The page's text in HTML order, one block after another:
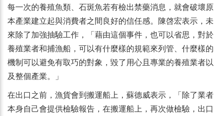
每一次的養殖魚類、石斑魚若有檢出禁藥消息，就會破壞原
本產業建立起與消費者之間良好的信任感。陳啓宏表示，未
來除了加強抽驗工作，「藉由這個事件，也可以省思，對於
養殖業者和捕漁船，可以有什麼樣的規範來列管、什麼樣的
機制可以避免有取巧的對象，毀了用心且專業的養殖業者以
及整個產業。」
在出口之前，漁貨會到搬運船上，蘇德威表示，「除了業者
本身自己會提供檢驗報告，在搬運船上，再次做檢驗，出口